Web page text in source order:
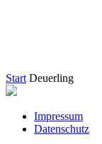
Start Deuerling
Impressum
Datenschutz